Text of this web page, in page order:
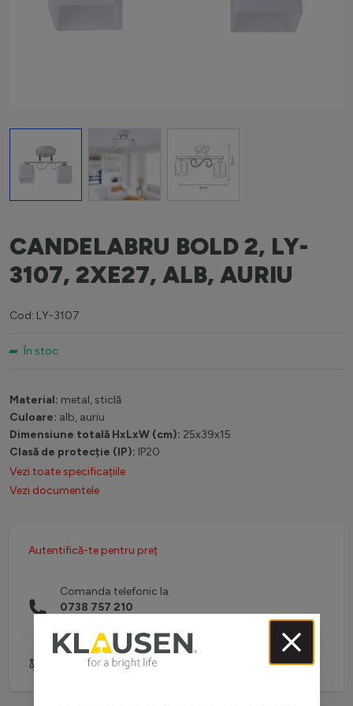
View larger imageView larger image
CANDELABRU BOLD 2, LY-
3107, 2XE27, ALB, AURIU
Cod: LY-3107
În stoc
Material: metal, sticlă
Culoare: alb, auriu
Dimensiune totală HxLxW (cm): 25x39x15
Clasă de protecție (IP): IP20
Vezi toate specificațiile
Vezi documentele
Autentifică-te pentru preț
Comanda telefonic la:
0738 757 210
Adaugă pentru comparare